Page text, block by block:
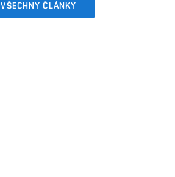
VŠECHNY ČLÁNKY